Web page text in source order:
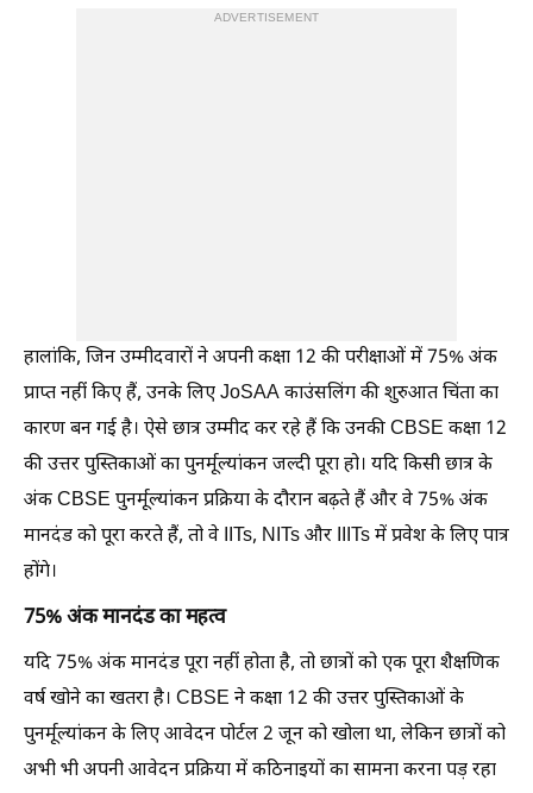
ADVERTISEMENT
हालांकि, जिन उम्मीदवारों ने अपनी कक्षा 12 की परीक्षाओं में 75% अंक
प्राप्त नहीं किए हैं, उनके लिए JoSAA काउंसलिंग की शुरुआत चिंता का
कारण बन गई है। ऐसे छात्र उम्मीद कर रहे हैं कि उनकी CBSE कक्षा 12
की उत्तर पुस्तिकाओं का पुनर्मूल्यांकन जल्दी पूरा हो। यदि किसी छात्र के
अंक CBSE पुनर्मूल्यांकन प्रक्रिया के दौरान बढ़ते हैं और वे 75% अंक
मानदंड को पूरा करते हैं, तो वे IITs, NITs और IIITs में प्रवेश के लिए पात्र
होंगे।
75% अंक मानदंड का महत्व
यदि 75% अंक मानदंड पूरा नहीं होता है, तो छात्रों को एक पूरा शैक्षणिक
वर्ष खोने का खतरा है। CBSE ने कक्षा 12 की उत्तर पुस्तिकाओं के
पुनर्मूल्यांकन के लिए आवेदन पोर्टल 2 जून को खोला था, लेकिन छात्रों को
अभी भी अपनी आवेदन प्रक्रिया में कठिनाइयों का सामना करना पड़ रहा